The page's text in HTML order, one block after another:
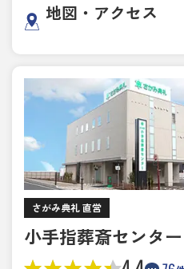
地図・アクセス
さがみ典礼 直営
小手指葬斎センター